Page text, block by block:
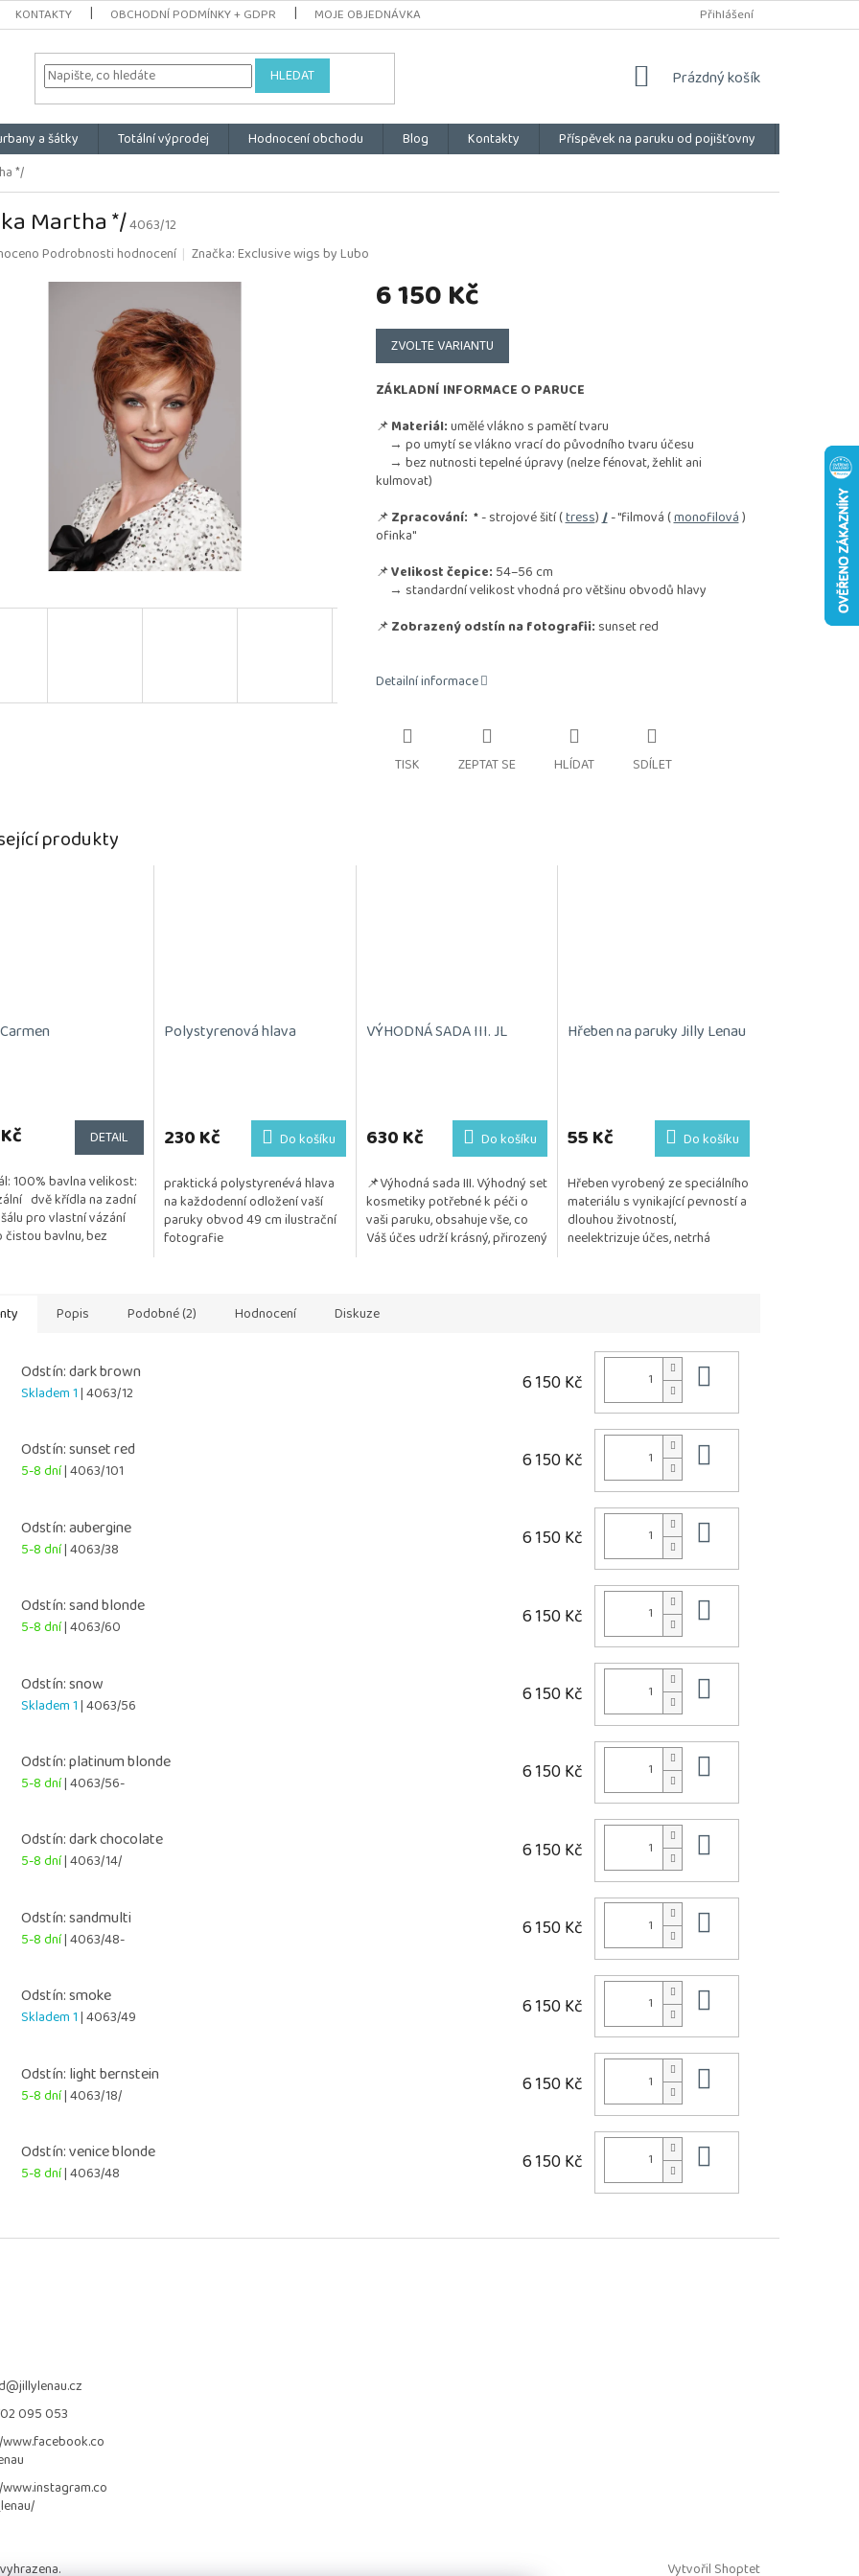
KONTAKTY OBCHODNÍ PODMÍNKY + GDPR MOJE OBJEDNÁVKA Přihlášení
HLEDAT
NÁKUPNÍ
Prázdný košík
a šátky Totální výprodej Hodnocení obchodu Blog Kontakty Příspěvek na paruku od pojišťovny
*/
Martha */4063/12
Podrobnosti hodnocení Značka:Exclusive wigs by Lubo
6 150 Kč
Měrná
cena:
ZVOLTE VARIANTU
ZÁKLADNÍ INFORMACE O PARUCE
📌Materiál:umělé vlákno s pamětí tvaru
→ po umytí se vlákno vrací do původního tvaru účesu
→ bez nutnosti tepelné úpravy (nelze fénovat, žehlit ani
kulmovat)
📌Zpracování: *- strojové šití (tress)/- "filmová (monofilová)
ofinka"
📌Velikost čepice: 54–56 cm
→ standardní velikost vhodná pro většinu obvodů hlavy
📌Zobrazený odstín na fotografii: sunset red
Detailní informace
TISK ZEPTAT SE HLÍDAT SDÍLET
produkty
DETAIL
100% bavlna velikost:
dvě křídla na zadní
pro vlastní vázání
čistou bavlnu, bez
Polystyrenová hlava
230 Kč Do košíku
praktická polystyrenévá hlava
na každodenní odložení vaší
paruky obvod 49 cm ilustrační
fotografie
VÝHODNÁ SADA III. JL
produktu
je
z
5
hvězdiček.
630 Kč Do košíku
📌Výhodná sada III. Výhodný set
kosmetiky potřebné k péči o
vaši paruku, obsahuje vše, co
Váš účes udrží krásný, přirozený
Hřeben na paruky Jilly Lenau
55 Kč Do košíku
Hřeben vyrobený ze speciálního
materiálu s vynikající pevností a
dlouhou životností,
neelektrizuje účes, netrhá
Popis Podobné (2) Hodnocení Diskuze
Odstín: dark brown
Skladem 1| 4063/12 6 150 Kč
Odstín: sunset red
5-8 dní| 4063/101 6 150 Kč
Odstín: aubergine
5-8 dní| 4063/38 6 150 Kč
Odstín: sand blonde
5-8 dní| 4063/60 6 150 Kč
Odstín: snow
Skladem 1| 4063/56 6 150 Kč
Odstín: platinum blonde
5-8 dní| 4063/56- 6 150 Kč
Odstín: dark chocolate
5-8 dní| 4063/14/ 6 150 Kč
Odstín: sandmulti
5-8 dní| 4063/48- 6 150 Kč
Odstín: smoke
Skladem 1| 4063/49 6 150 Kč
Odstín: light bernstein
5-8 dní| 4063/18/ 6 150 Kč
Odstín: venice blonde
5-8 dní| 4063/48 6 150 Kč
@jillylenau.cz
095 053
Vytvořil Shoptet